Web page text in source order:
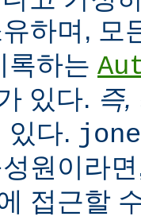
하며, 모
록하는
있다. 즉,
있다.
원이라
접근할